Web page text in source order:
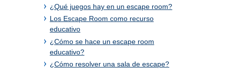
¿Qué juegos hay en un escape room?
Los Escape Room como recurso
educativo
¿Cómo se hace un escape room
educativo?
¿Cómo resolver una sala de escape?